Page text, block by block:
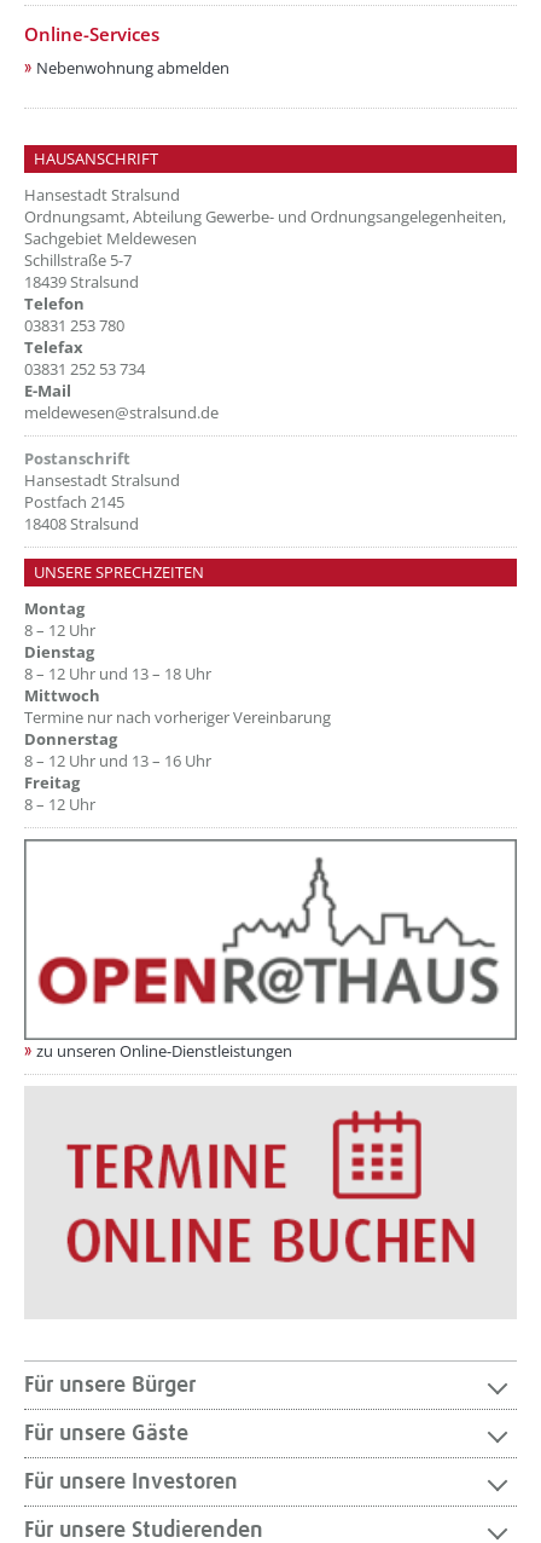
Online-Services
Nebenwohnung abmelden
HAUSANSCHRIFT
Hansestadt Stralsund
Ordnungsamt, Abteilung Gewerbe- und Ordnungsangelegenheiten,
Sachgebiet Meldewesen
Schillstraße 5-7
18439 Stralsund
Telefon
03831 253 780
Telefax
03831 252 53 734
E-Mail
meldewesen@stralsund.de
Postanschrift
Hansestadt Stralsund
Postfach 2145
18408 Stralsund
UNSERE SPRECHZEITEN
Montag
8 – 12 Uhr
Dienstag
8 – 12 Uhr und 13 – 18 Uhr
Mittwoch
Termine nur nach vorheriger Vereinbarung
Donnerstag
8 – 12 Uhr und 13 – 16 Uhr
Freitag
8 – 12 Uhr
zu unseren Online-Dienstleistungen
Für unsere Bürger
Für unsere Gäste
Für unsere Investoren
Für unsere Studierenden